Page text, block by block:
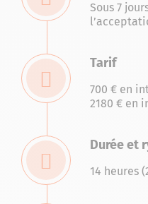
Sous 7
Tarif
700 € en
2180 € en
Durée et
14 heures